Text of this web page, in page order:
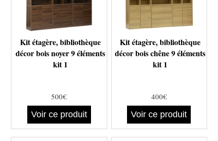
Kit étagère, bibliothèque
décor bois noyer 9 éléments
kit 1
500€
Voir ce produit
Kit étagère, bibliothèque
décor bois chêne 9 éléments
kit 1
400€
Voir ce produit